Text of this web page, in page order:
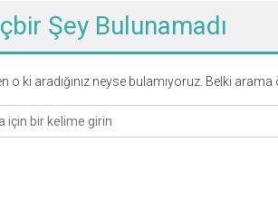
Şey Bulunamadı
o ki aradığınız neyse bulamıyoruz. Belki arama